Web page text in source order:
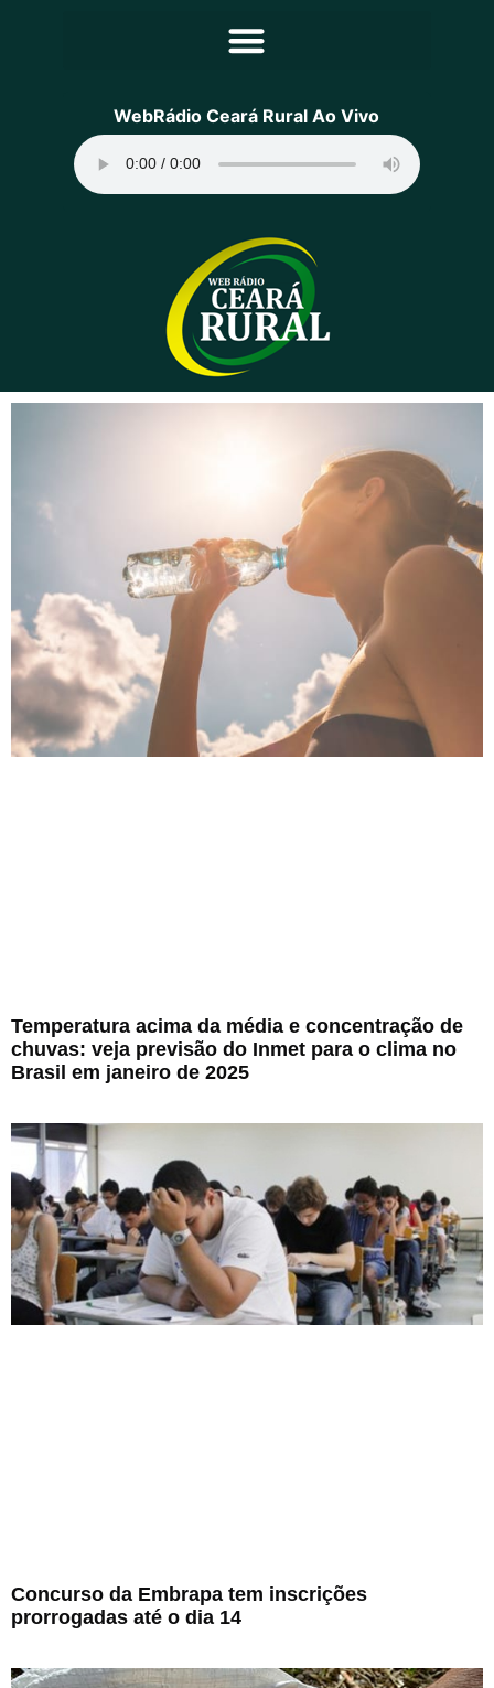
Principal
Programação
Equipe
Contato
Sobre
WebRádio Ceará Rural Ao Vivo
Temperatura acima da média e concentração de
chuvas: veja previsão do Inmet para o clima no
Brasil em janeiro de 2025
Concurso da Embrapa tem inscrições
prorrogadas até o dia 14